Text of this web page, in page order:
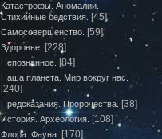
Катастрофы. Аномалии.
Стихийные бедствия.
[45]
Самосовершенство. [59]
Здоровье. [228]
Непознанное. [84]
Наша планета. Мир вокруг нас.
[240]
Предсказания. Пророчества. [38]
История. Археология. [108]
Флора. Фауна. [170]